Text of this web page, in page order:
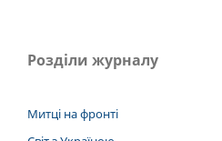
Розділи журналу
Митці на фронті